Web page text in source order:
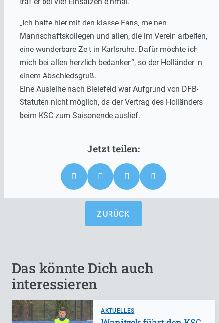
„Ich hatte hier mit den klasse Fans, meinen
Mannschaftskollegen und allen, die im Verein arbeiten,
eine wunderbare Zeit in Karlsruhe. Dafür möchte ich
mich bei allen herzlich bedanken“, so der Holländer in
einem Abschiedsgruß.
Eine Ausleihe nach Bielefeld war Aufgrund von DFB-
Statuten nicht möglich, da der Vertrag des Holländers
beim KSC zum Saisonende auslief.
ZURÜCK
Das könnte Dich auch
interessieren
AKTUELLES